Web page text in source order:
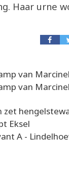
Haar urne
van
van
zet
Eksel
A -